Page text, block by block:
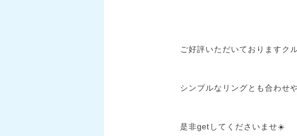
ご好評いただいておりますク
シンプルなリングとも合わせ
是非getしてくださいませ☀️